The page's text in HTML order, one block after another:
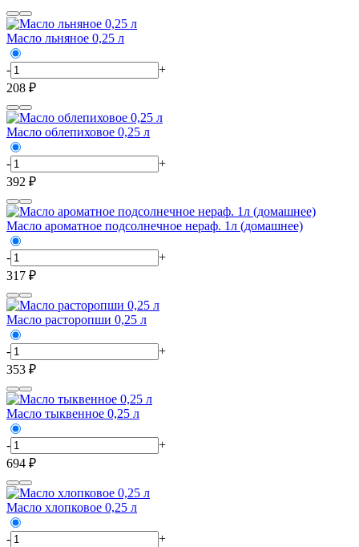
Масло льняное 0,25 л
-
+
208 ₽
Масло облепиховое 0,25 л
-
+
392 ₽
Масло ароматное подсолнечное нераф. 1л (домашнее)
-
+
317 ₽
Масло расторопши 0,25 л
-
+
353 ₽
Масло тыквенное 0,25 л
-
+
694 ₽
Масло хлопковое 0,25 л
-
+